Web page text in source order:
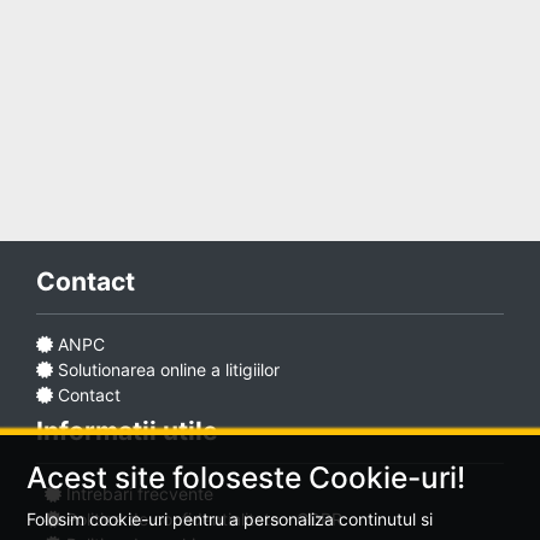
Favorite
Ajutor
Contact
ANPC
Solutionarea online a litigiilor
Contact
Informatii utile
Intrebari frecvente
Politica de confidentialitate - GDPR
Acest site foloseste Cookie-uri!
Folosim cookie-uri pentru a personaliza continutul si